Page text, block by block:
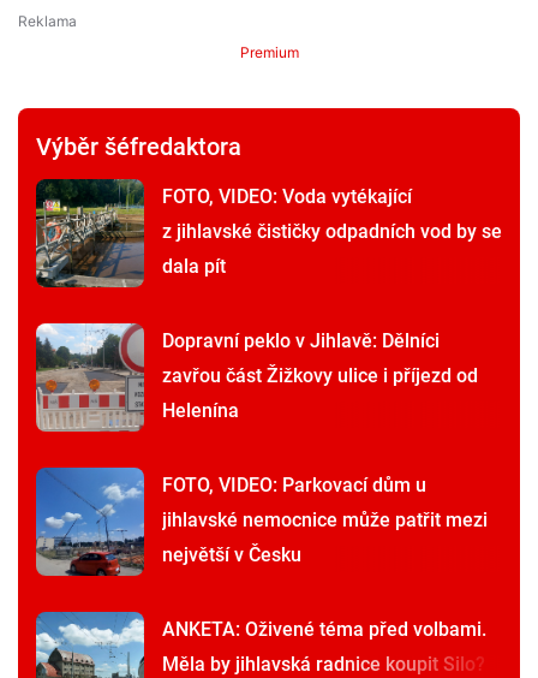
Premium
Výběr šéfredaktora
FOTO, VIDEO: Voda vytékající
z jihlavské čističky odpadních vod by se
dala pít
Dopravní peklo v Jihlavě: Dělníci
zavřou část Žižkovy ulice i příjezd od
Helenína
FOTO, VIDEO: Parkovací dům u
jihlavské nemocnice může patřit mezi
největší v Česku
ANKETA: Oživené téma před volbami.
Měla by jihlavská radnice koupit Silo?